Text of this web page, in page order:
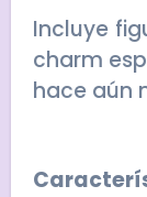
Incluye
charm
hace aún